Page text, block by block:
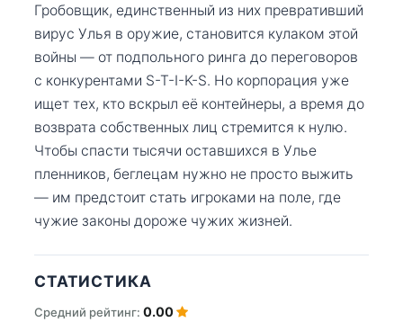
Гробовщик, единственный из них превративший
вирус Улья в оружие, становится кулаком этой
войны — от подпольного ринга до переговоров
с конкурентами S-T-I-K-S. Но корпорация уже
ищет тех, кто вскрыл её контейнеры, а время до
возврата собственных лиц стремится к нулю.
Чтобы спасти тысячи оставшихся в Улье
пленников, беглецам нужно не просто выжить
— им предстоит стать игроками на поле, где
чужие законы дороже чужих жизней.
СТАТИСТИКА
Средний рейтинг: 0.00